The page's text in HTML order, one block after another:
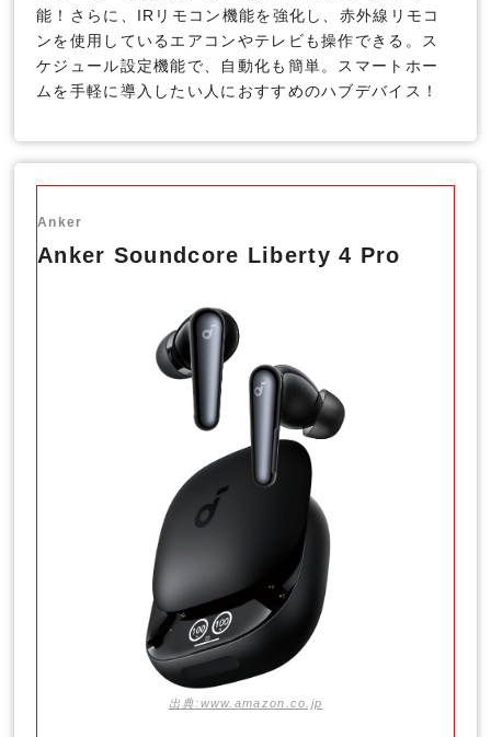
能！さらに、IRリモコン機能を強化し、赤外線リモコ
ンを使用しているエアコンやテレビも操作できる。ス
ケジュール設定機能で、自動化も簡単。スマートホー
ムを手軽に導入したい人におすすめのハブデバイス！
Anker
Anker Soundcore Liberty 4 Pro
出典:www.amazon.co.jp